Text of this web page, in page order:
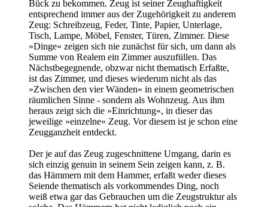
Bück zu bekommen. Zeug ist seiner Zeughaftigkeit
entsprechend immer aus der Zugehörigkeit zu anderem
Zeug: Schreibzeug, Feder, Tinte, Papier, Unterlage,
Tisch, Lampe, Möbel, Fenster, Türen, Zimmer. Diese
»Dinge« zeigen sich nie zunächst für sich, um dann als
Summe von Realem ein Zimmer auszufüllen. Das
Nächstbegegnende, obzwar nicht thematisch Erfaßte,
ist das Zimmer, und dieses wiederum nicht als das
»Zwischen den vier Wänden« in einem geometrischen
räumlichen Sinne - sondern als Wohnzeug. Aus ihm
heraus zeigt sich die »Einrichtung«, in dieser das
jeweilige »einzelne« Zeug. Vor diesem ist je schon eine
Zeugganzheit entdeckt.
Der je auf das Zeug zugeschnittene Umgang, darin es
sich einzig genuin in seinem Sein zeigen kann, z. B.
das Hämmern mit dem Hammer, erfaßt weder dieses
Seiende thematisch als vorkommendes Ding, noch
weiß etwa gar das Gebrauchen um die Zeugstruktur als